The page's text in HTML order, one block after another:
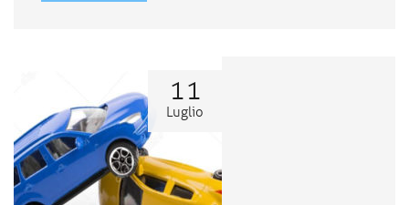
11
Luglio